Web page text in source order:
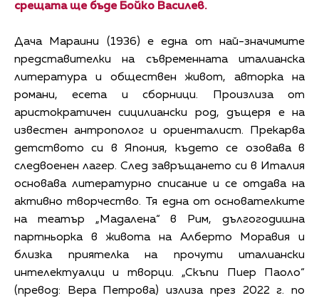
срещата ще бъде Бойко Василев.
Дача Мараини (1936) е една от най-значимите
представителки на съвременната италианска
литература и обществен живот, авторка на
романи, есета и сборници. Произлиза от
аристократичен сицилиански род, дъщеря е на
известен антрополог и ориенталист. Прекарва
детството си в Япония, където се озовава в
следвоенен лагер. След завръщането си в Италия
основава литературно списание и се отдава на
активно творчество. Тя една от основателките
на театър „Мадалена“ в Рим, дългогодишна
партньорка в живота на Алберто Моравия и
близка приятелка на прочути италиански
интелектуалци и творци. „Скъпи Пиер Паоло“
(превод: Вера Петрова) излиза през 2022 г. по